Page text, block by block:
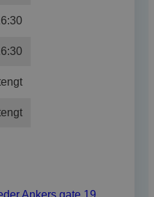
Ankers gate 19,